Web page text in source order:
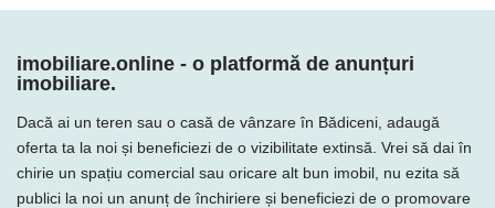
imobiliare.online - o platformă de anunțuri
imobiliare.
Dacă ai un teren sau o casă de vânzare în Bădiceni, adaugă
oferta ta la noi și beneficiezi de o vizibilitate extinsă. Vrei să dai în
chirie un spațiu comercial sau oricare alt bun imobil, nu ezita să
publici la noi un anunț de închiriere și beneficiezi de o promovare